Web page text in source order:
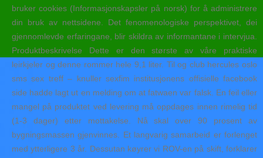
bruker cookies (Informasjonskapsler på norsk) for å administrere
din bruk av nettsidene. Det fenomenologiske perspektivet, dei
gjennomlevde erfaringane, blir skildra av informantane i intervjua.
Produktbeskrivelse Dette er den største av våre praktiske
leirkjeler og denne rommer hele 9,1 liter. Til og club hercules oslo
sms sex treff – knuller sexfim institusjonens offisielle facebook
side hadde lagt ut en melding om at fatwaen var falsk. En feil eller
mangel på produktet ved levering må oppdages innen rimelig tid
(1-3 dager) etter mottakelse. Nå skal over 90 prosent av
bygningsmassen gjenvinnes. Et langvarig samarbeid er forlenget
med ytterligere 3 år. Dessutan køyrer vi ROV-en på skift, forklarer